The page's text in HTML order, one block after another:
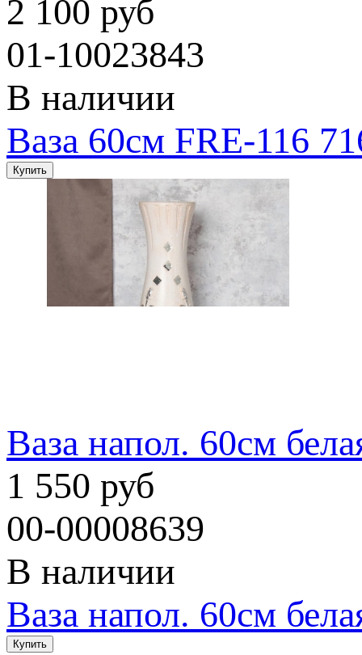
2 100 руб
01-10023843
В наличии
Ваза 60см FRE-116
Ваза напол. 60см
1 550 руб
00-00008639
В наличии
Ваза напол. 60см